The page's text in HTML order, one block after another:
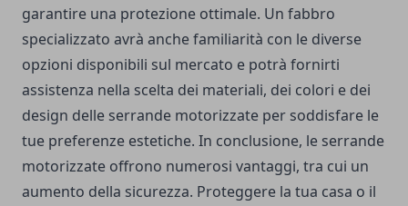
garantire una protezione ottimale. Un fabbro
specializzato avrà anche familiarità con le diverse
opzioni disponibili sul mercato e potrà fornirti
assistenza nella scelta dei materiali, dei colori e dei
design delle serrande motorizzate per soddisfare le
tue preferenze estetiche. In conclusione, le serrande
motorizzate offrono numerosi vantaggi, tra cui un
aumento della sicurezza. Proteggere la tua casa o il